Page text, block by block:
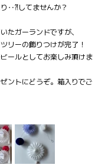
‥⁈してませんか？
たガーランドですが、
リーの飾りつけが完了！
ールとしてお楽しみ頂けま
ントにどうぞ。箱入りでご